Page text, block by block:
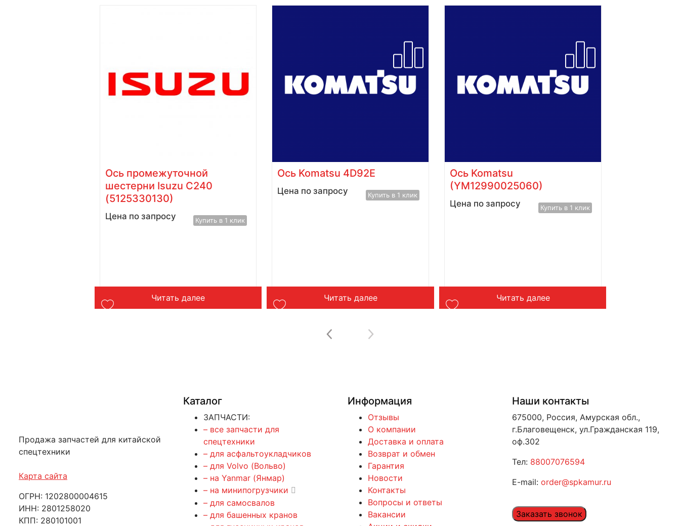
Ось промежуточной
шестерни Isuzu C240
(5125330130)
Цена по запросу Купить в 1 клик
Читать далее
Ось Komatsu 4D92E
Цена по запросу Купить в 1 клик
Читать далее
Ось Komatsu
(YM12990025060)
Цена по запросу Купить в 1 клик
Читать далее
Продажа запчастей для китайской
спецтехники
Карта сайта
ОГРН: 1202800004615
ИНН: 2801258020
КПП: 280101001
Каталог
ЗАПЧАСТИ:
– все запчасти для
спецтехники
– для асфальтоукладчиков
– для Volvo (Вольво)
– на Yanmar (Янмар)
– на минипогрузчики
– для самосвалов
– для башенных кранов
Информация
Отзывы
О компании
Доставка и оплата
Возврат и обмен
Гарантия
Новости
Контакты
Вопросы и ответы
Вакансии
Наши контакты
675000, Россия, Амурская обл.,
г.Благовещенск, ул.Гражданская 119,
оф.302
Тел: 88007076594
E-mail: order@spkamur.ru
Заказать звонок